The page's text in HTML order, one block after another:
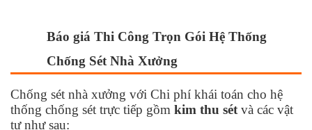
Báo giá Thi Công Trọn Gói Hệ Thống
Chống Sét Nhà Xưởng
Chống sét nhà xưởng với Chi phí khái toán cho hệ
thống chống sét trực tiếp gồm kim thu sét và các vật
tư như sau: